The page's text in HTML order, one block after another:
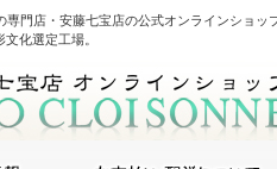
専門店・安藤七宝店の公式オンラインショ
化選定工場。